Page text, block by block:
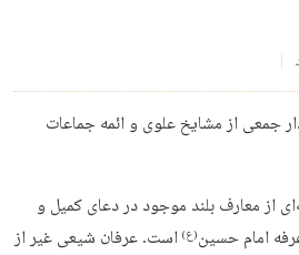
جمعی از مشایخ علوی و ائمه جماعات
از معارف بلند موجود در دعای کمیل و
امام حسین(ع) است. عرفان شیعی غیر از